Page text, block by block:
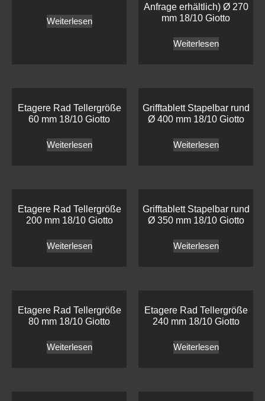
Weiterlesen
Anfrage erhältlich) Ø 270
mm 18/10 Giotto
Weiterlesen
Etagere Rad Tellergröße
60 mm 18/10 Giotto
Weiterlesen
Grifftablett Stapelbar rund
Ø 400 mm 18/10 Giotto
Weiterlesen
Etagere Rad Tellergröße
200 mm 18/10 Giotto
Weiterlesen
Grifftablett Stapelbar rund
Ø 350 mm 18/10 Giotto
Weiterlesen
Etagere Rad Tellergröße
80 mm 18/10 Giotto
Weiterlesen
Etagere Rad Tellergröße
240 mm 18/10 Giotto
Weiterlesen